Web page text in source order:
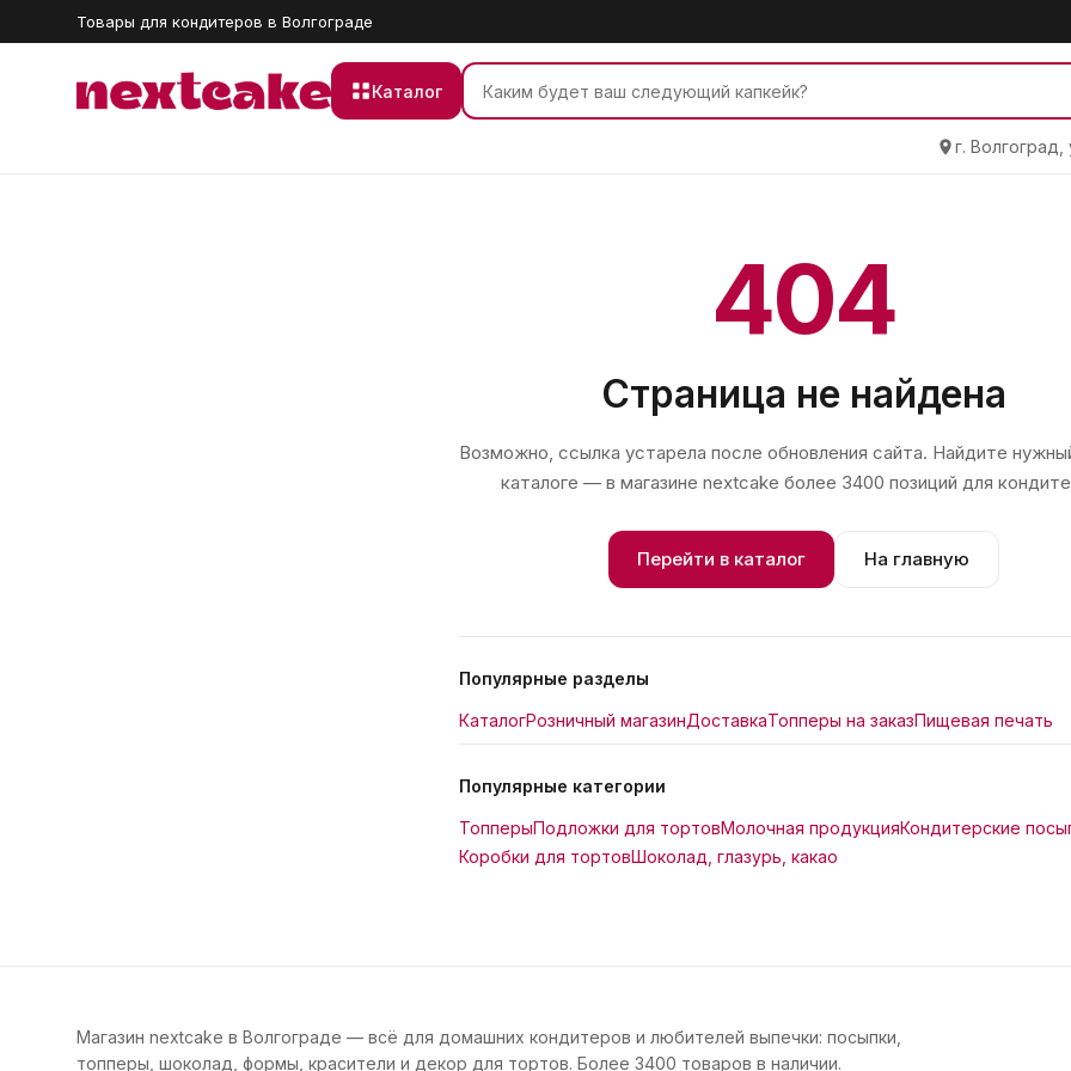
Товары для кондитеров в Волгограде
Каталог
г.
404
Страница не найдена
Возможно, ссылка устарела после обновления сайта. Найдите
каталоге — в магазине nextcake более 3400 позиций для
Перейти в каталог На главную
Популярные разделы
КаталогРозничный магазинДоставкаТопперы на заказПищевая печать
Популярные категории
ТопперыПодложки для тортовМолочная продукцияКондитерские
Коробки для тортовШоколад, глазурь, какао
Магазин nextcake в Волгограде — всё для домашних кондитеров и любителей выпечки: посыпки,
топперы, шоколад, формы, красители и декор для тортов. Более 3400 товаров в наличии.